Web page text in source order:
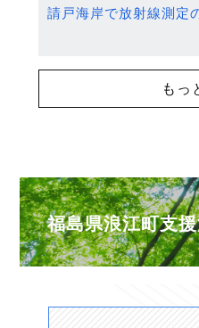
請戸海岸で放射線測定
もっ
福島県浪江町支